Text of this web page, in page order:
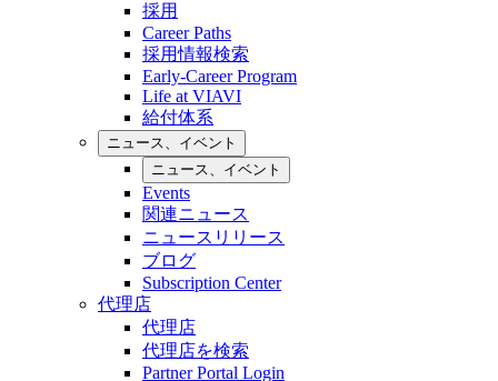
採用
Career Paths
採用情報検索
Early-Career Program
Life at VIAVI
給付体系
ニュース、イベント
ニュース、イベント
Events
関連ニュース
ニュースリリース
ブログ
Subscription Center
代理店
代理店
代理店を検索
Partner Portal Login